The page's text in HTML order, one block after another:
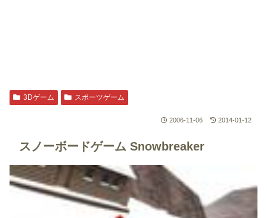
3Dゲーム スポーツゲーム
2006-11-06 2014-01-12
スノーボードゲーム Snowbreaker